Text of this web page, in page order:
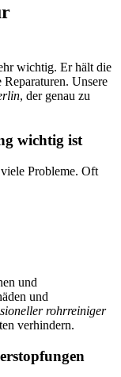
wichtig. Er hält die
Reparaturen. Unsere
, der genau zu
wichtig ist
Probleme. Oft
und
und
rohrreiniger
verhindern.